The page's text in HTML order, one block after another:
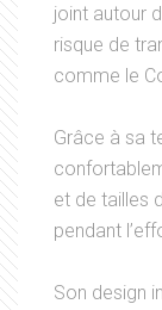
joint autour
risque de
comme le
Grâce à sa
et de tailles
pendant
Son design